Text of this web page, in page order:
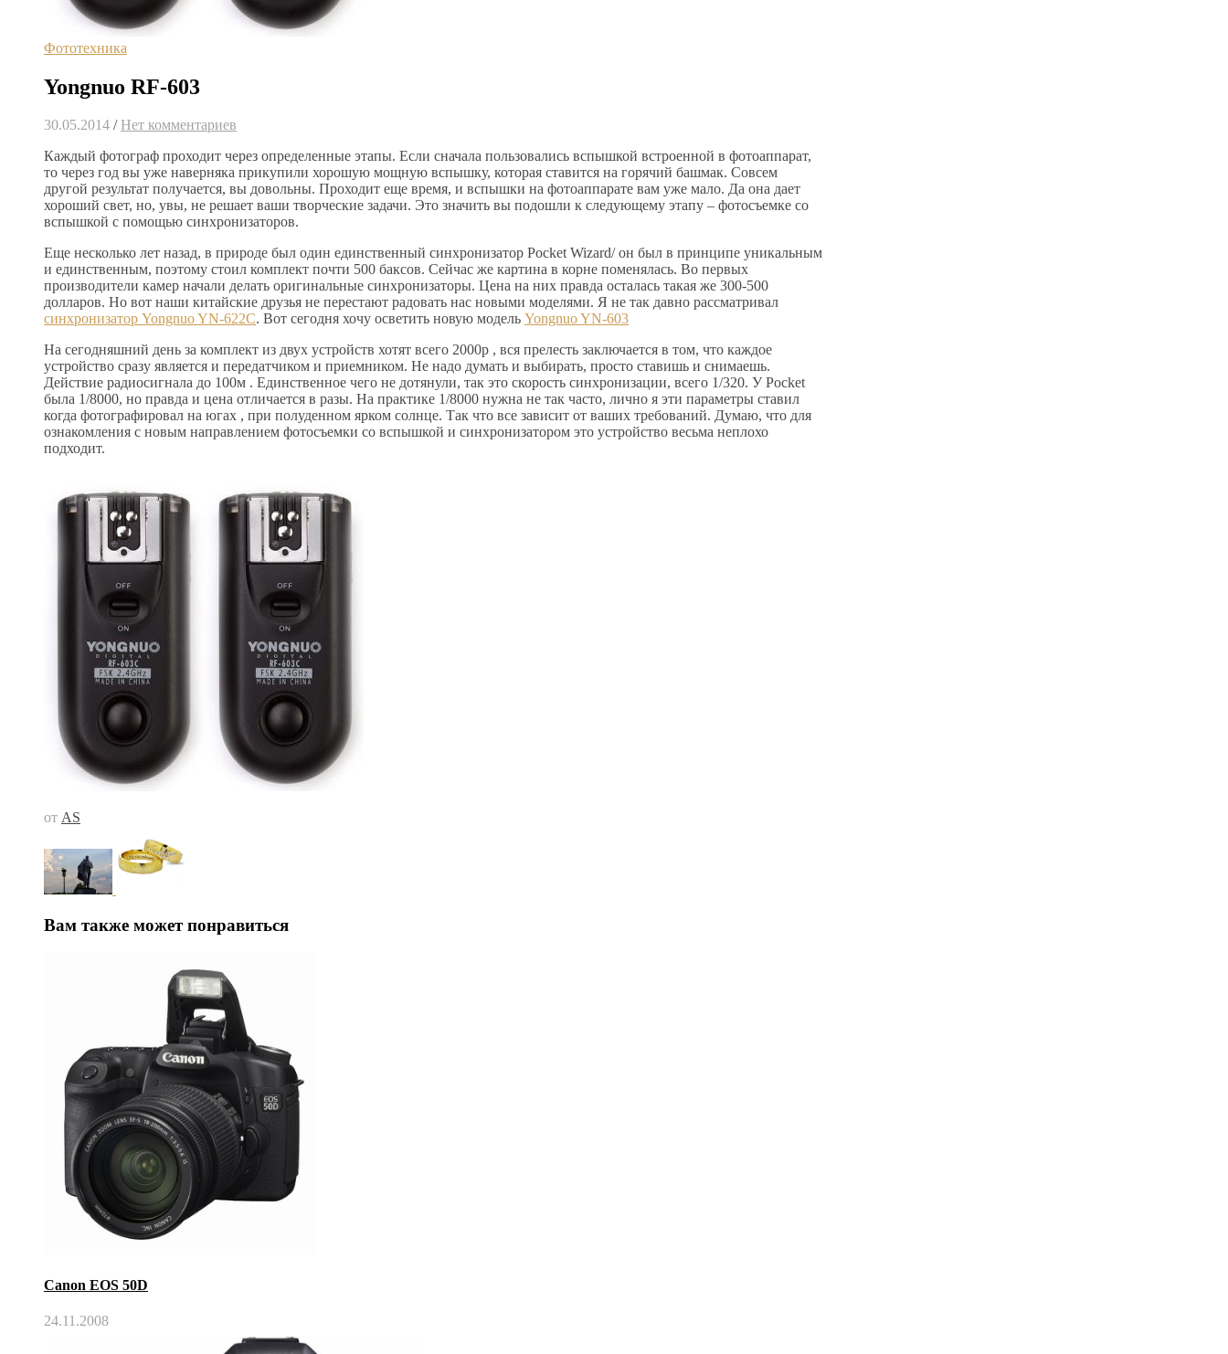
Фототехника
Yongnuo RF-603
30.05.2014 / Нет комментариев
Каждый фотограф проходит через определенные этапы. Если сначала пользовались вспышкой встроенной в фотоаппарат,
то через год вы уже наверняка прикупили хорошую мощную вспышку, которая ставится на горячий башмак. Совсем
другой результат получается, вы довольны. Проходит еще время, и вспышки на фотоаппарате вам уже мало. Да она дает
хороший свет, но, увы, не решает ваши творческие задачи. Это значить вы подошли к следующему этапу – фотосъемке со
вспышкой с помощью синхронизаторов.
Еще несколько лет назад, в природе был один единственный синхронизатор Pocket Wizard/ он был в принципе уникальным
и единственным, поэтому стоил комплект почти 500 баксов. Сейчас же картина в корне поменялась. Во первых
производители камер начали делать оригинальные синхронизаторы. Цена на них правда осталась такая же 300-500
долларов. Но вот наши китайские друзья не перестают радовать нас новыми моделями. Я не так давно рассматривал
синхронизатор Yongnuo YN-622C. Вот сегодня хочу осветить новую модель Yongnuo YN-603
На сегодняшний день за комплект из двух устройств хотят всего 2000р , вся прелесть заключается в том, что каждое
устройство сразу является и передатчиком и приемником. Не надо думать и выбирать, просто ставишь и снимаешь.
Действие радиосигнала до 100м . Единственное чего не дотянули, так это скорость синхронизации, всего 1/320. У Pocket
была 1/8000, но правда и цена отличается в разы. На практике 1/8000 нужна не так часто, лично я эти параметры ставил
когда фотографировал на югах , при полуденном ярком солнце. Так что все зависит от ваших требований. Думаю, что для
ознакомления с новым направлением фотосъемки со вспышкой и синхронизатором это устройство весьма неплохо
подходит.
от AS
Вам также может понравиться
Canon EOS 50D
24.11.2008